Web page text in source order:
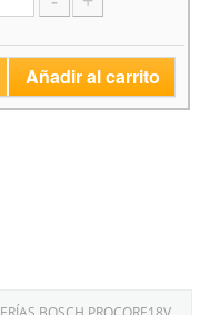
Añadir al carrito